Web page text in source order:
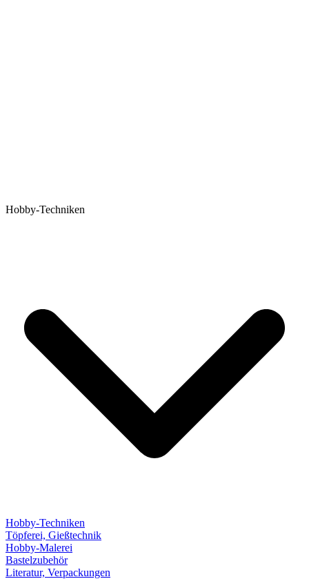
Hobby-Techniken
Hobby-Techniken
Töpferei, Gießtechnik
Hobby-Malerei
Bastelzubehör
Literatur, Verpackungen